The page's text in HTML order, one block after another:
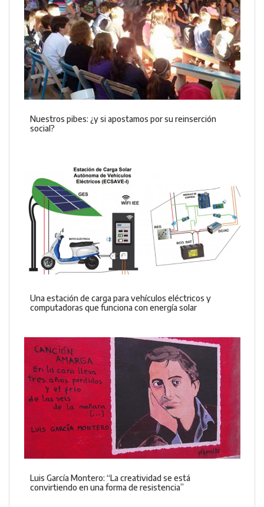
Nuestros pibes: ¿y si apostamos por su reinserción
social?
Una estación de carga para vehículos eléctricos y
computadoras que funciona con energía solar
Luis García Montero: “La creatividad se está
convirtiendo en una forma de resistencia”